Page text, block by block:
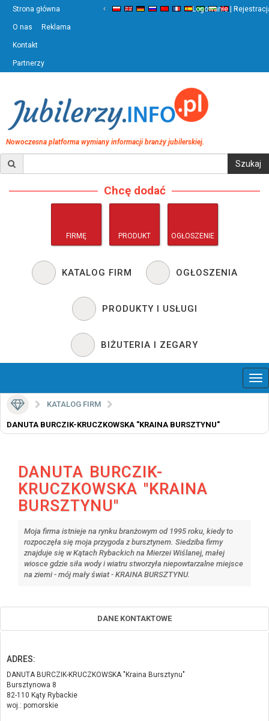
Strona główna
O nas Reklama
Kontakt
Partnerzy
‹ ›
Logowanie |
Nowoczesna platforma wymiany informacji branży jubilerskiej.
Chcę dodać
FIRMĘ PRODUKT OGŁOSZENIE
KATALOG FIRM OGŁOSZENIA
PRODUKTY I USŁUGI
BIŻUTERIA I ZEGARY
KATALOG FIRM
DANUTA BURCZIK-KRUCZKOWSKA "KRAINA BURSZTYNU"
DANUTA BURCZIK-
KRUCZKOWSKA "KRAINA
BURSZTYNU"
Moja firma istnieje na rynku branżowym od 1995 roku, kiedy to
rozpoczęła się moja przygoda z bursztynem. Siedziba firmy
znajduje się w Kątach Rybackich na Mierzei Wiślanej, małej
wiosce gdzie siła wody i wiatru stworzyła niepowtarzalne miejsce
na ziemi - mój mały świat - KRAINA BURSZTYNU.
DANE KONTAKTOWE
ADRES:
DANUTA BURCZIK-KRUCZKOWSKA "Kraina Bursztynu"
Bursztynowa 8
82-110 Kąty Rybackie
woj.: pomorskie